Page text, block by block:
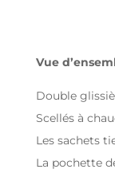
Vue
Double
Scellés à
Les sachets
La pochette